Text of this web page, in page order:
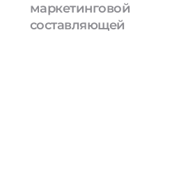
маркетинговой
составляющей